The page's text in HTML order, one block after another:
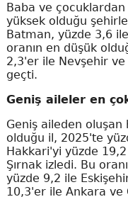
Baba ve çocuklardan
yüksek olduğu
Batman, yüzde 3,6
oranın en düşük
2,3'er ile Nevşehir
geçti.
Geniş aileler en
Geniş aileden oluşan
olduğu il, 2025'te
Hakkari'yi yüzde
Şırnak izledi. Bu
yüzde 9,2 ile
10,3'er ile Ankara ve